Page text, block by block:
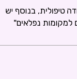
טיפולית, בנוסף יש
למקומות נפלאים"